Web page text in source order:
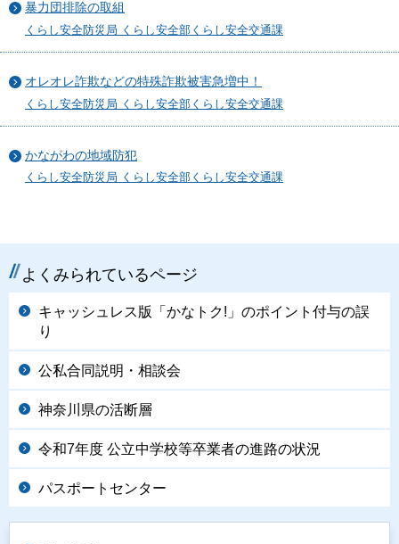
暴力団排除の取組
くらし安全防災局 くらし安全部くらし安全交通課
オレオレ詐欺などの特殊詐欺被害急増中！
くらし安全防災局 くらし安全部くらし安全交通課
かながわの地域防犯
くらし安全防災局 くらし安全部くらし安全交通課
よくみられているページ
キャッシュレス版「かなトク!」のポイント付与の誤
り
公私合同説明・相談会
神奈川県の活断層
令和7年度 公立中学校等卒業者の進路の状況
パスポートセンター